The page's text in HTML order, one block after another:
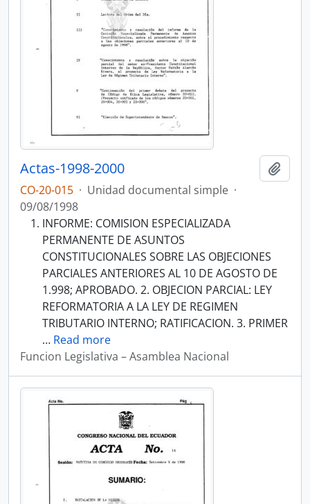
Actas-1998-2000
CO-20-015 · Unidad documental simple ·
09/08/1998
INFORME: COMISION ESPECIALIZADA
PERMANENTE DE ASUNTOS
CONSTITUCIONALES SOBRE LAS OBJECIONES
PARCIALES ANTERIORES AL 10 DE AGOSTO DE
1.998; APROBADO. 2. OBJECION PARCIAL: LEY
REFORMATORIA A LA LEY DE REGIMEN
TRIBUTARIO INTERNO; RATIFICACION. 3. PRIMER
… Read more
Funcion Legislativa – Asamblea Nacional